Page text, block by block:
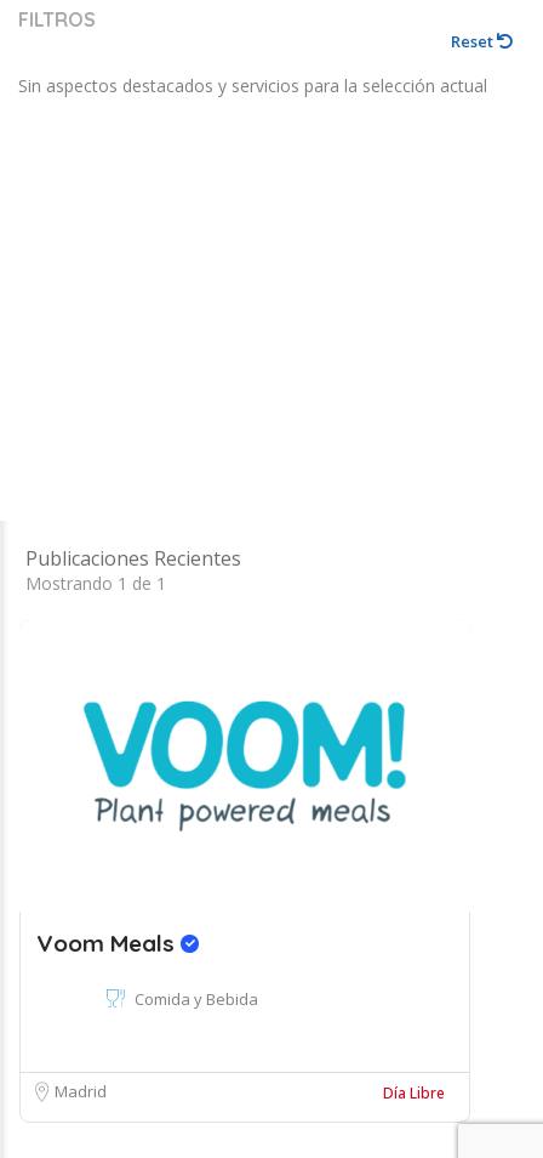
FILTROS
Reset
Sin aspectos destacados y servicios para la selección actual
Publicaciones Recientes
Mostrando 1 de 1
Voom Meals
Comida y Bebida
Madrid Día Libre